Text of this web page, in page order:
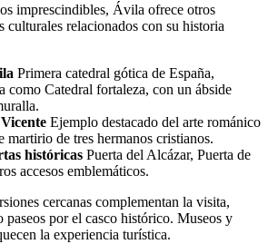
imprescindibles, Ávila ofrece otros
culturales relacionados con su historia
Primera catedral gótica de España,
como Catedral fortaleza, con un ábside
Ejemplo destacado del arte románico
martirio de tres hermanos cristianos.
históricas Puerta del Alcázar, Puerta de
accesos emblemáticos.
cercanas complementan la visita,
paseos por el casco histórico. Museos y
la experiencia turística.